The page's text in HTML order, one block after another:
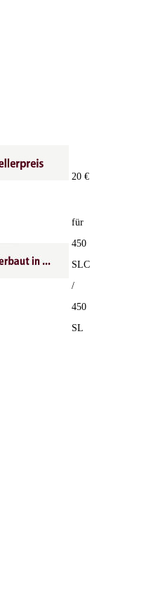
20 €
für
450
SLC
/
450
SL